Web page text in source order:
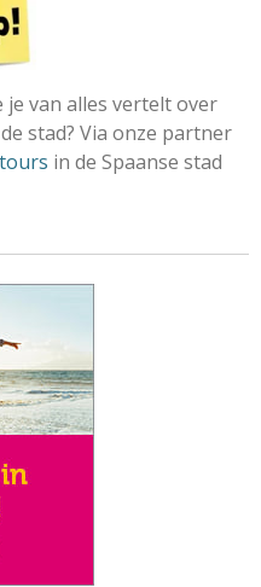
je van alles vertelt over
stad? Via onze partner
in de Spaanse stad